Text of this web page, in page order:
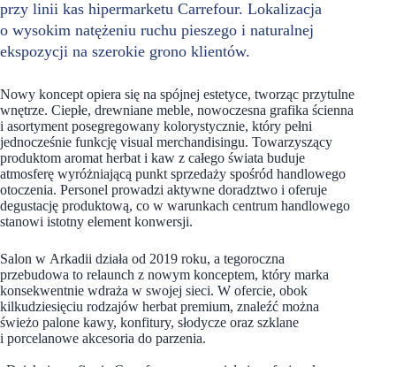
przy linii kas hipermarketu Carrefour. Lokalizacja
o wysokim natężeniu ruchu pieszego i naturalnej
ekspozycji na szerokie grono klientów.
Nowy koncept opiera się na spójnej estetyce, tworząc przytulne
wnętrze. Ciepłe, drewniane meble, nowoczesna grafika ścienna
i asortyment posegregowany kolorystycznie, który pełni
jednocześnie funkcję visual merchandisingu. Towarzyszący
produktom aromat herbat i kaw z całego świata buduje
atmosferę wyróżniającą punkt sprzedaży spośród handlowego
otoczenia. Personel prowadzi aktywne doradztwo i oferuje
degustację produktową, co w warunkach centrum handlowego
stanowi istotny element konwersji.
Salon w Arkadii działa od 2019 roku, a tegoroczna
przebudowa to relaunch z nowym konceptem, który marka
konsekwentnie wdraża w swojej sieci. W ofercie, obok
kilkudziesięciu rodzajów herbat premium, znaleźć można
świeżo palone kawy, konfitury, słodycze oraz szklane
i porcelanowe akcesoria do parzenia.